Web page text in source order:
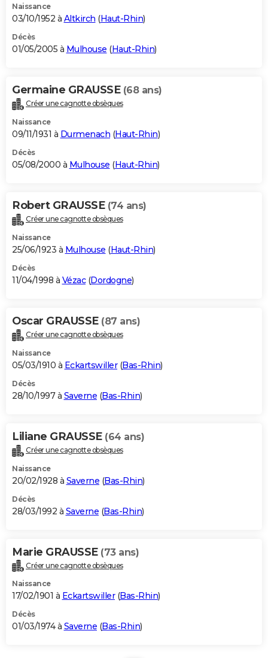
Naissance
03/10/1952 à Altkirch (Haut-Rhin)
Décès
01/05/2005 à Mulhouse (Haut-Rhin)
Germaine GRAUSSE (68 ans)
Créer une cagnotte obsèques
Naissance
09/11/1931 à Durmenach (Haut-Rhin)
Décès
05/08/2000 à Mulhouse (Haut-Rhin)
Robert GRAUSSE (74 ans)
Créer une cagnotte obsèques
Naissance
25/06/1923 à Mulhouse (Haut-Rhin)
Décès
11/04/1998 à Vézac(Dordogne)
Oscar GRAUSSE (87 ans)
Créer une cagnotte obsèques
Naissance
05/03/1910 à Eckartswiller(Bas-Rhin)
Décès
28/10/1997 à Saverne (Bas-Rhin)
Liliane GRAUSSE (64 ans)
Créer une cagnotte obsèques
Naissance
20/02/1928 à Saverne (Bas-Rhin)
Décès
28/03/1992 à Saverne (Bas-Rhin)
Marie GRAUSSE (73 ans)
Créer une cagnotte obsèques
Naissance
17/02/1901 à Eckartswiller(Bas-Rhin)
Décès
01/03/1974 à Saverne (Bas-Rhin)